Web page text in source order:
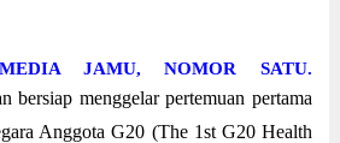
MEDIA JAMU, NOMOR SATU.
bersiap menggelar pertemuan pertama
Anggota G20 (The 1st G20 Health